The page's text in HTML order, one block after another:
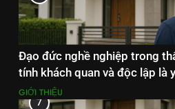
Đạo đức nghề nghiệp trong
tính khách quan và độc lập là
GIỚI THIỆU
7